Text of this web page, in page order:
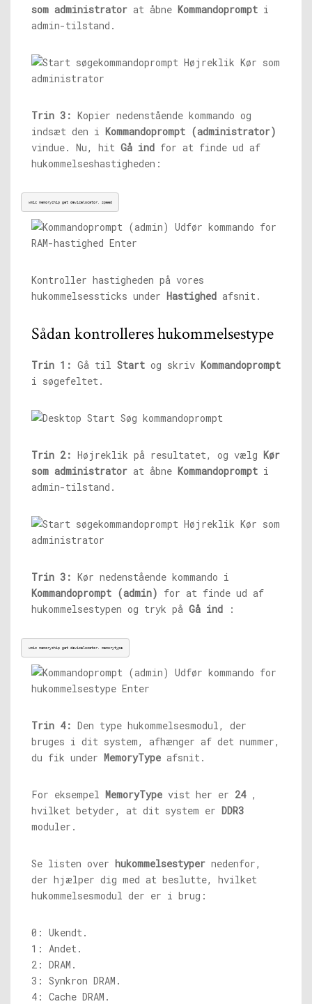
som administrator at åbne Kommandoprompt i
admin-tilstand.
Trin 3: Kopier nedenstående kommando og
indsæt den i Kommandoprompt (administrator)
vindue. Nu, hit Gå ind for at finde ud af
hukommelseshastigheden:
wmic memorychip get devicelocator, speed
Kontroller hastigheden på vores
hukommelsessticks under Hastighed afsnit.
Sådan kontrolleres hukommelsestype
Trin 1: Gå til Start og skriv Kommandoprompt
i søgefeltet.
Trin 2: Højreklik på resultatet, og vælg Kør
som administrator at åbne Kommandoprompt i
admin-tilstand.
Trin 3: Kør nedenstående kommando i
Kommandoprompt (admin) for at finde ud af
hukommelsestypen og tryk på Gå ind :
wmic memorychip get devicelocator, memorytype
Trin 4: Den type hukommelsesmodul, der
bruges i dit system, afhænger af det nummer,
du fik under MemoryType afsnit.
For eksempel MemoryType vist her er 24,
hvilket betyder, at dit system er DDR3
moduler.
Se listen over hukommelsestyper nedenfor,
der hjælper dig med at beslutte, hvilket
hukommelsesmodul der er i brug:
0: Ukendt.
1: Andet.
2: DRAM.
3: Synkron DRAM.
4: Cache DRAM.